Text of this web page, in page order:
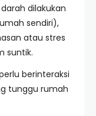
dilakukan
sendiri),
atau stres
suntik.
berinteraksi
tunggu rumah